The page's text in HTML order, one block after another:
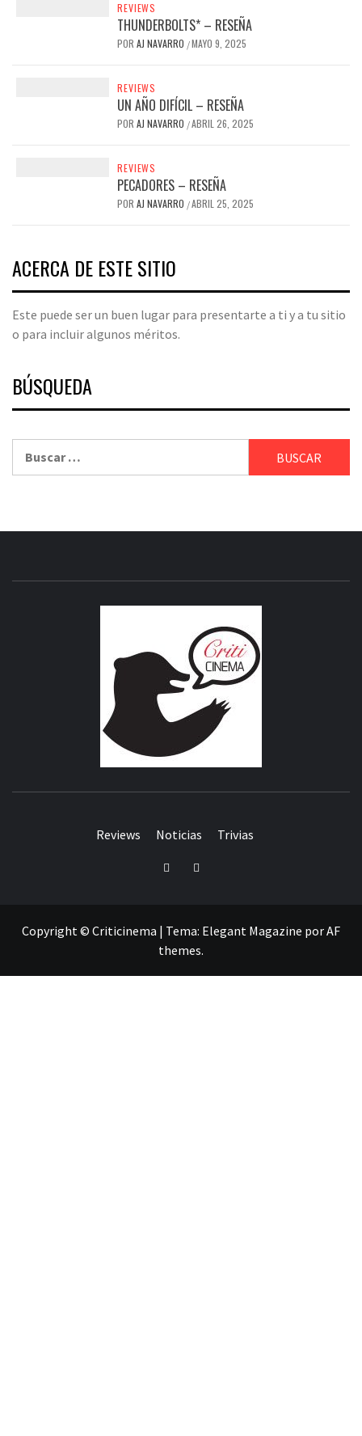
REVIEWS
THUNDERBOLTS* – RESEÑA
POR AJ NAVARRO /MAYO 9, 2025
REVIEWS
UN AÑO DIFÍCIL – RESEÑA
POR AJ NAVARRO /ABRIL 26, 2025
REVIEWS
PECADORES – RESEÑA
POR AJ NAVARRO /ABRIL 25, 2025
ACERCA DE ESTE SITIO
Este puede ser un buen lugar para presentarte a ti y a tu sitio
o para incluir algunos méritos.
BÚSQUEDA
Reviews Noticias Trivias
TwitterFacebook
Copyright © Criticinema | Tema: Elegant Magazine porAF
themes.